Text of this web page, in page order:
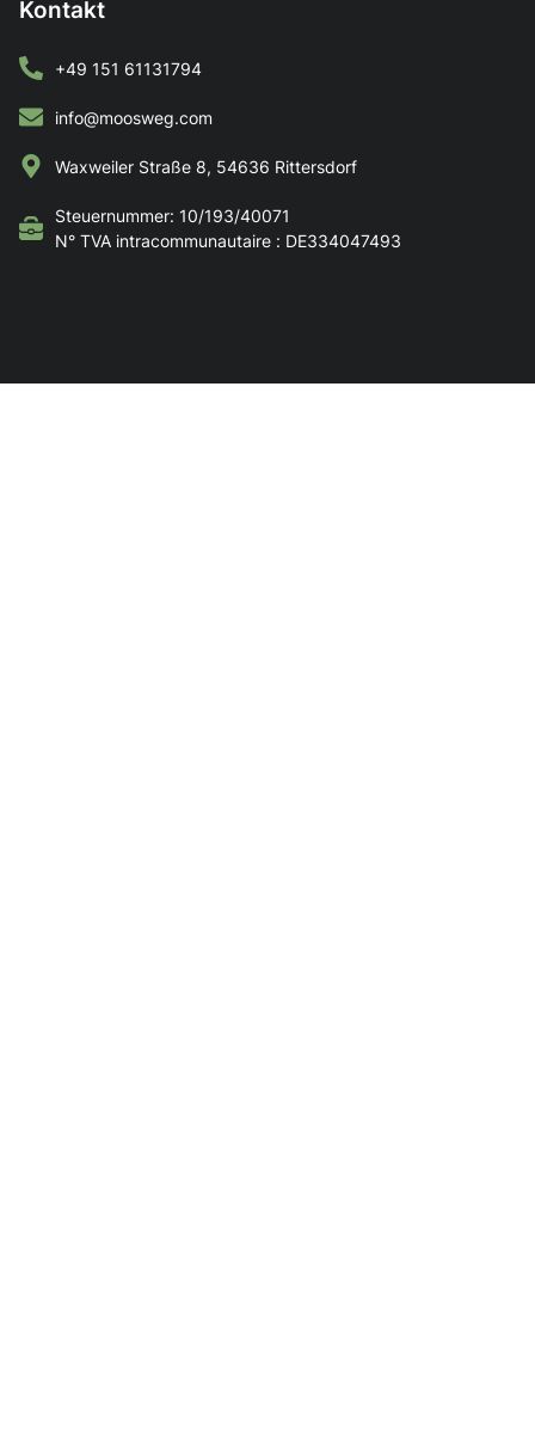
Kontakt
+49 151 61131794
info@moosweg.com
Waxweiler Straße 8, 54636 Rittersdorf
Steuernummer: 10/193/40071
N° TVA intracommunautaire : DE334047493